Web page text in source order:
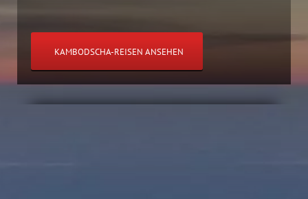
KAMBODSCHA-REISEN ANSEHEN